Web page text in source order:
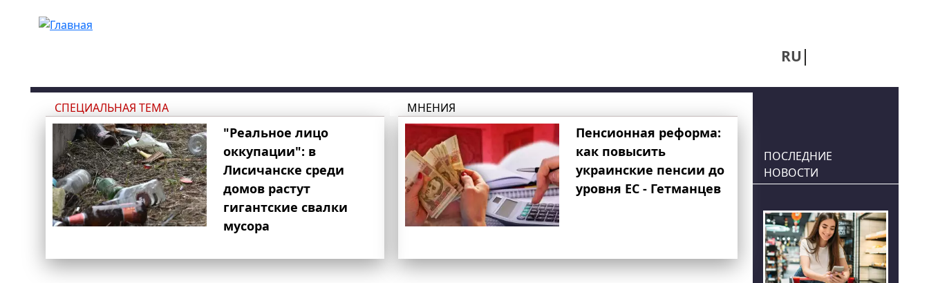
RU
СПЕЦИАЛЬНАЯ ТЕМА
"Реальное лицо
оккупации": в
Лисичанске среди
домов растут
гигантские свалки
мусора
МНЕНИЯ
Пенсионная реформа:
как повысить
украинские пенсии до
уровня ЕС - Гетманцев
ПОСЛЕДНИЕ
НОВОСТИ